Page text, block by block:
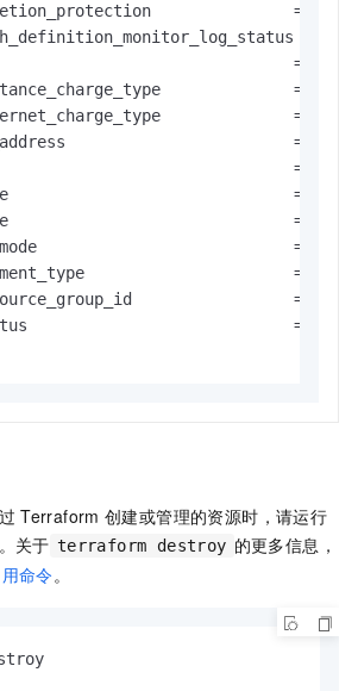
=
=
=
=
=
=
=
=
=
=
=
=
=
Terraform 创建或管理的资源时，请运行
关于 terraform destroy 的更多信息，
命令。